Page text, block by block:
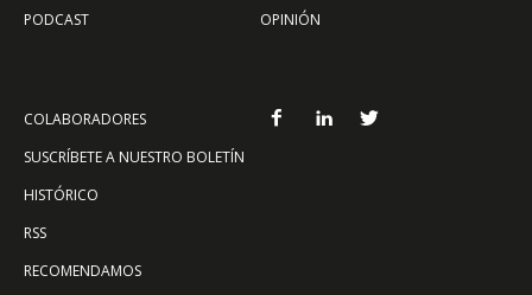
PODCAST
OPINIÓN
COLABORADORES
SUSCRÍBETE A NUESTRO BOLETÍN
HISTÓRICO
RSS
RECOMENDAMOS